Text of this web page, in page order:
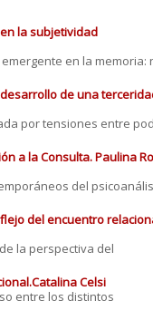
la subjetividad
en la memoria:
de una
por tensiones entre
a la Consulta. Paulina
del
del encuentro
la perspectiva del
Celsi
entre los distintos